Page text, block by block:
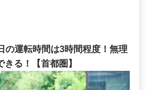
の運転時間は3時間程度！無理
る！【首都圏】